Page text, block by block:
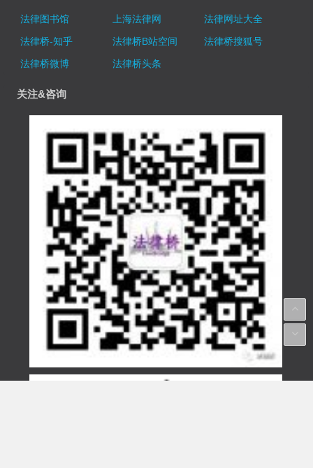
法律图书馆 上海法律网
法律网址大全
法律桥-知乎
法律桥B站空间
法律桥搜狐号
法律桥微博
法律桥头条
关注&咨询